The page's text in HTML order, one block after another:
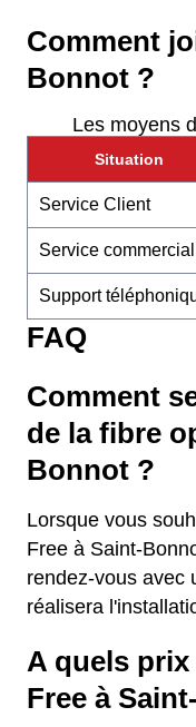
Comment
Bonnot ?
Les moyens
Situation
Service Client
Service commercial
Support
FAQ
Comment
de la fibre
Bonnot ?
Lorsque vous
Free à Saint-
rendez-vous avec
réalisera
A quels
Free à